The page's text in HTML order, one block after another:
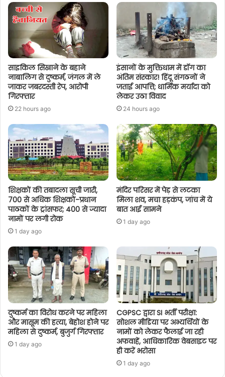
साइकिल सिखाने के बहाने
नाबालिग से दुष्कर्म, जंगल में ले
जाकर जबरदस्ती रेप, आरोपी
गिरफ्तार
22 hours ago
इंसानों के मुक्तिधाम में डॉग का
अंतिम संस्कार! हिंदू संगठनों ने
जताई आपत्ति; धार्मिक मर्यादा को
लेकर उठा विवाद
24 hours ago
शिक्षकों की तबादला सूची जारी,
700 से अधिक शिक्षकों-प्रधान
पाठकों के ट्रांसफर; 400 से ज्यादा
नामों पर लगी रोक
1 day ago
मंदिर परिसर में पेड़ से लटका
मिला शव, मचा हड़कंप, जांच में ये
बात आई सामने
1 day ago
दुष्कर्म का विरोध करने पर महिला
और मासूम की हत्या, बेहोश होने पर
महिला से दुष्कर्म, बुजुर्ग गिरफ्तार
1 day ago
CGPSC द्वारा SI भर्ती परीक्षा:
सोशल मीडिया पर अभ्यर्थियों के
नामों को लेकर फैलाई जा रही
अफवाहें, आधिकारिक वेबसाइट पर
ही करें भरोसा
1 day ago